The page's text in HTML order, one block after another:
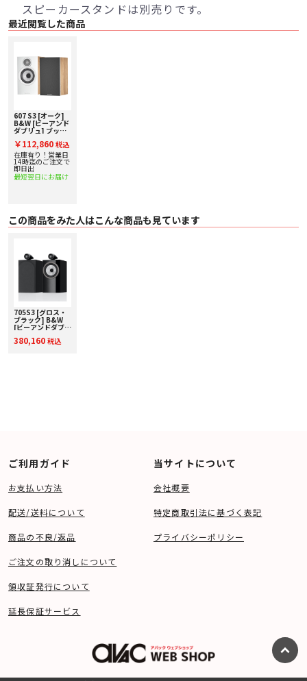
・ グリル：ブラック（ブラック / レッドチェリー）/グレー（ホワイト / オー
ク）
スピーカースタンドは別売りです。
最近閲覧した商品
607 S3 [オーク]
B&W [ビーアンド
ダブリュ] ブック
ー [ペア] 下取り査
定額20%アップ実
施中！
￥112,860 税込
在庫有り！営業日
14時迄のご注文で
即日出
最短翌日にお届け
この商品をみた人はこんな商品も見ています
705S3 [グロス・
ブラック] B&W
[ビーアンドダブリ
フスピーカー [ペ
380,160 税込
ご利用ガイド
お支払い方法
配送/送料について
商品の不良/返品
ご注文の取り消しについて
領収証発行について
延長保証サービス
当サイトについて
会社概要
特定商取引法に基づく表記
プライバシーポリシー